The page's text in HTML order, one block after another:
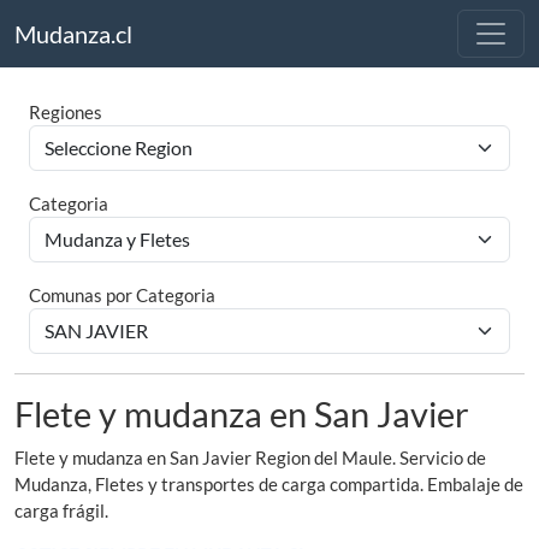
Mudanza.cl
Regiones
Categoria
Comunas por Categoria
Flete y mudanza en San Javier
Flete y mudanza en San Javier Region del Maule. Servicio de
Mudanza, Fletes y transportes de carga compartida. Embalaje de
carga frágil.